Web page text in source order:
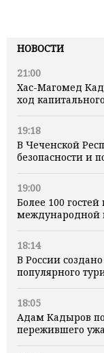
НОВОСТИ
21:00
Хас-Магомед
ход
19:18
В Чеченской
безопасности и
19:00
Более 100 гостей
международной
18:14
В России
популярного
18:05
Адам Кадыров
пережившего